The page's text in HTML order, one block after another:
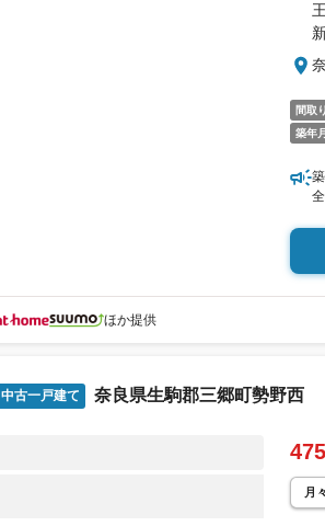
間取り
築年月
ほか提供
中古一戸建て 奈良県生駒郡三郷町勢野西
月